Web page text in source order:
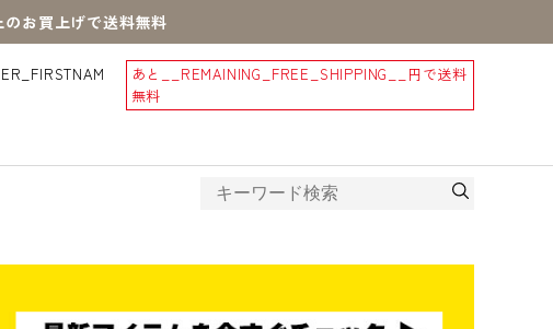
お買上げで送料無料
あと __REMAINING_FREE_SHIPPING__
円で送料
無料